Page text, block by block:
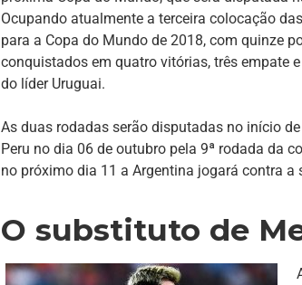
Ocupando atualmente a terceira colocação
para a Copa do Mundo de 2018, com quinze
conquistados em quatro vitórias, três empate
do líder Uruguai.
As duas rodadas serão disputadas no início
Peru no dia 06 de outubro pela 9ª rodada da
no próximo dia 11 a Argentina jogará contra
O substituto de